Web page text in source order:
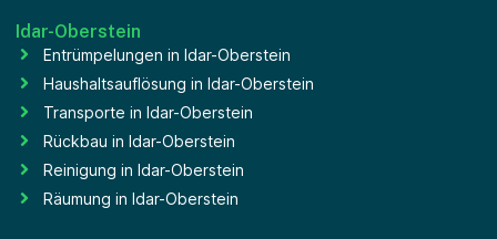
Idar-Oberstein
Entrümpelungen in Idar-Oberstein
Haushaltsauflösung in Idar-Oberstein
Transporte in Idar-Oberstein
Rückbau in Idar-Oberstein
Reinigung in Idar-Oberstein
Räumung in Idar-Oberstein